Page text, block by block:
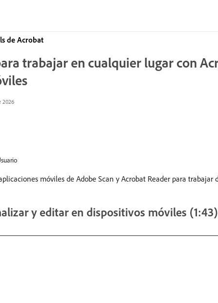
de Acrobat
trabajar en cualquier lugar con
2026
móviles de Adobe Scan y Acrobat Reader para trabajar
y editar en dispositivos móviles (1:43)